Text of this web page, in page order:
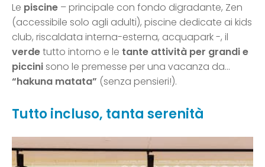
Le piscine – principale con fondo digradante, Zen
(accessibile solo agli adulti), piscine dedicate ai kids
club, riscaldata interna-esterna, acquapark -, il
verdetutto intorno e le tante attività per grandi e
piccinisono le premesse per una vacanza da…
“hakuna matata” (senza pensieri!).
Tutto incluso, tanta serenità